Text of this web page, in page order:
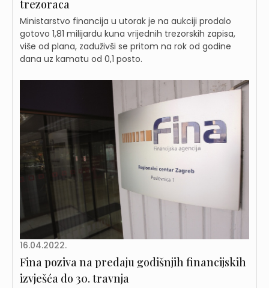
trezoraca
Ministarstvo financija u utorak je na aukciji prodalo
gotovo 1,81 milijardu kuna vrijednih trezorskih zapisa,
više od plana, zaduživši se pritom na rok od godine
dana uz kamatu od 0,1 posto.
16.04.2022.
Fina poziva na predaju godišnjih financijskih
izvješća do 30. travnja